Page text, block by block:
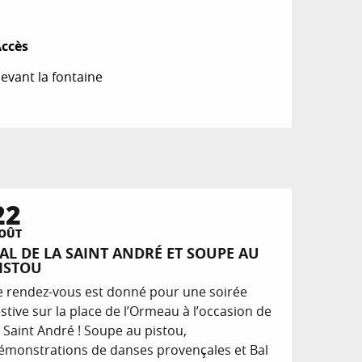
la fontaine
DE LA SAINT ANDRÉ ET SOUPE AU
rendez-vous est donné pour une soirée
sur la place de l’Ormeau à l’occasion de
Saint André ! Soupe au pistou,
de danses provençales et Bal